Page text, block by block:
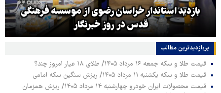
بازدید استاندار خراسان رضوی از موسسه فرهنگی
قدس در روز خبرنگار
پربازدیدترین‌ مطالب
قیمت طلا و سکه جمعه ۱۶ مرداد ۱۴۰۵/ طلای ۱۸ عیار امروز چند؟
قیمت طلا و سکه یکشنبه ۱۱ مرداد ۱۴۰۵/ ریزش سنگین سکه امامی
قیمت محصولات ایران خودرو چهارشنبه ۱۴ مرداد ۱۴۰۵/ ریزش همزمان